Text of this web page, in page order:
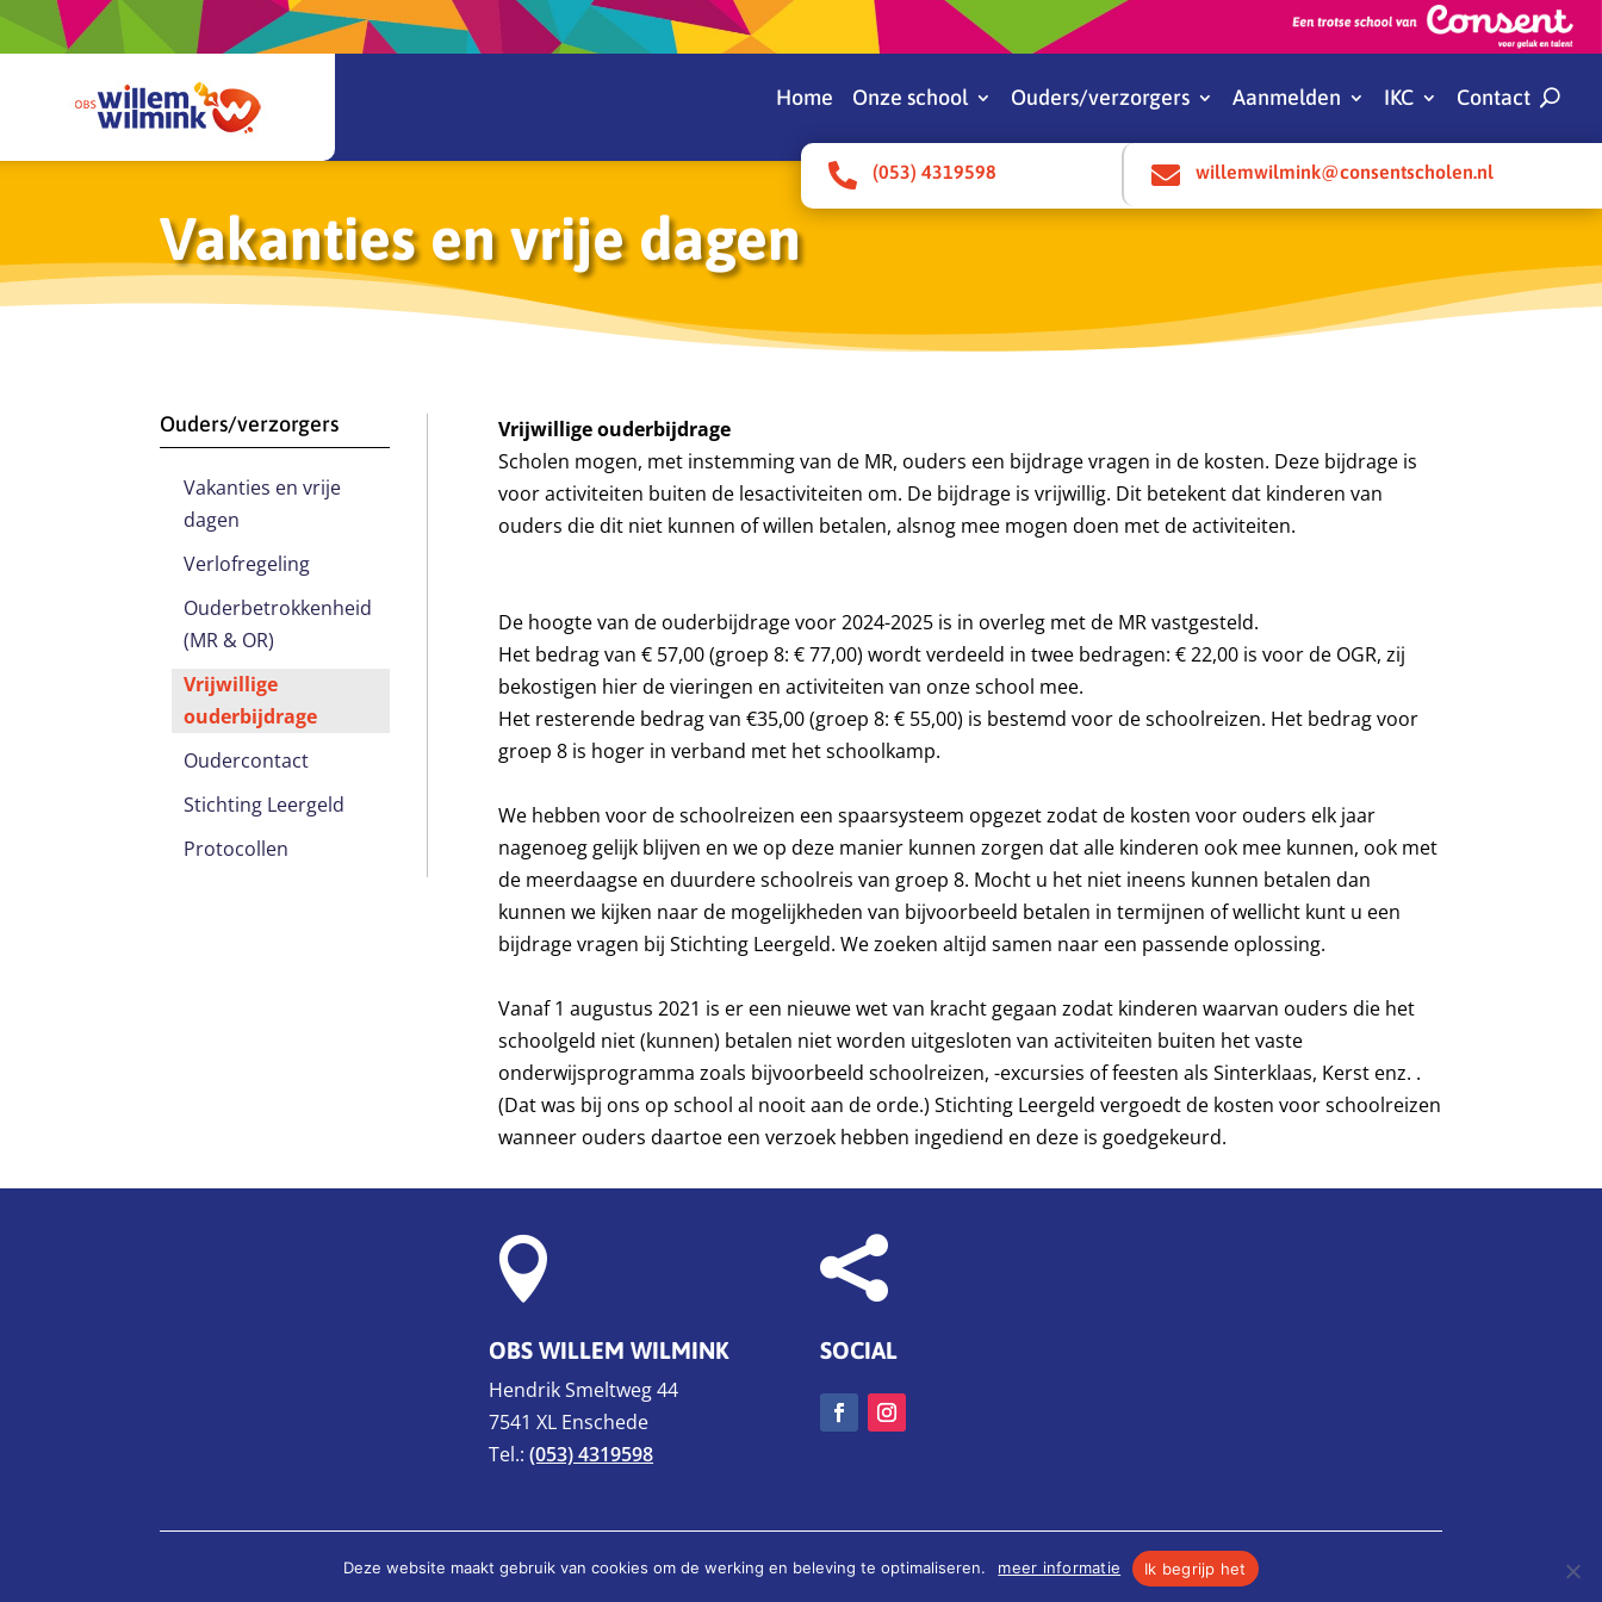
Home Onze school Ouders/verzorgers Aanmelden IKC Contact
 (053) 4319598  willemwilmink@consentscholen.nl
Vakanties en vrije dagen
Ouders/verzorgers
Vakanties en vrije
dagen
Verlofregeling
Ouderbetrokkenheid
(MR & OR)
Vrijwillige
ouderbijdrage
Oudercontact
Stichting Leergeld
Protocollen
Vrijwillige ouderbijdrage
Scholen mogen, met instemming van de MR, ouders een bijdrage vragen in de kosten. Deze bijdrage is
voor activiteiten buiten de lesactiviteiten om. De bijdrage is vrijwillig. Dit betekent dat kinderen van
ouders die dit niet kunnen of willen betalen, alsnog mee mogen doen met de activiteiten.
De hoogte van de ouderbijdrage voor 2024-2025 is in overleg met de MR vastgesteld.
Het bedrag van € 57,00 (groep 8: € 77,00) wordt verdeeld in twee bedragen: € 22,00 is voor de OGR, zij
bekostigen hier de vieringen en activiteiten van onze school mee.
Het resterende bedrag van €35,00 (groep 8: € 55,00) is bestemd voor de schoolreizen. Het bedrag voor
groep 8 is hoger in verband met het schoolkamp.
We hebben voor de schoolreizen een spaarsysteem opgezet zodat de kosten voor ouders elk jaar
nagenoeg gelijk blijven en we op deze manier kunnen zorgen dat alle kinderen ook mee kunnen, ook met
de meerdaagse en duurdere schoolreis van groep 8. Mocht u het niet ineens kunnen betalen dan
kunnen we kijken naar de mogelijkheden van bijvoorbeeld betalen in termijnen of wellicht kunt u een
bijdrage vragen bij Stichting Leergeld. We zoeken altijd samen naar een passende oplossing.
Vanaf 1 augustus 2021 is er een nieuwe wet van kracht gegaan zodat kinderen waarvan ouders die het
schoolgeld niet (kunnen) betalen niet worden uitgesloten van activiteiten buiten het vaste
onderwijsprogramma zoals bijvoorbeeld schoolreizen, -excursies of feesten als Sinterklaas, Kerst enz. .
(Dat was bij ons op school al nooit aan de orde.) Stichting Leergeld vergoedt de kosten voor schoolreizen
wanneer ouders daartoe een verzoek hebben ingediend en deze is goedgekeurd.

OBS WILLEM WILMINK
Hendrik Smeltweg 44
7541 XL Enschede
Tel.:(053) 4319598

SOCIAL
Privaystatement| Sitemap
Deze website maakt gebruik van cookies om de werking en beleving te optimaliseren. Ik begrijp het
meer informatie